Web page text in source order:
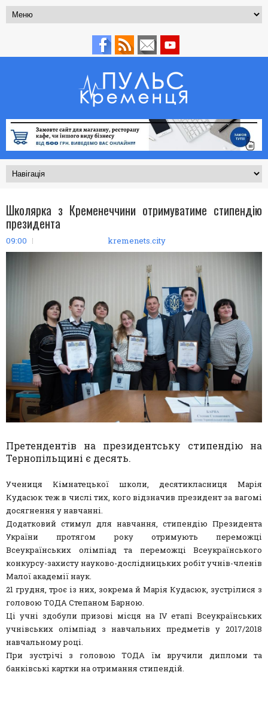
Школярка з Кременеччини отримуватиме стипендію
президента
09:00 kremenets.city
Претендентів на президентську стипендію на
Тернопільщині є десять.
Учениця Кімнатецької школи, десятикласниця Марія
Кудасюк теж в числі тих, кого відзначив президент за вагомі
досягнення у навчанні.
Додатковий стимул для навчання, стипендію Президента
України протягом року отримують переможці
Всеукраїнських олімпіад та переможці Всеукраїнського
конкурсу-захисту науково-дослідницьких робіт учнів-членів
Малої академії наук.
21 грудня, троє із них, зокрема й Марія Кудасюк, зустрілися з
головою ТОДА Степаном Барною.
Ці учні здобули призові місця на ІV етапі Всеукраїнських
учнівських олімпіад з навчальних предметів у 2017/2018
навчальному році.
При зустрічі з головою ТОДА їм вручили дипломи та
банківські картки на отримання стипендій.